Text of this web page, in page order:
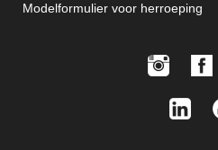
Modelformulier voor herroeping